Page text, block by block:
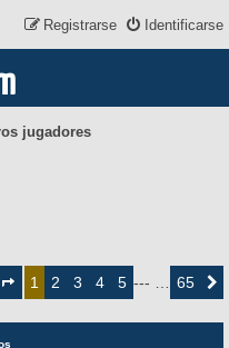
Identificarse
Registrarse
jugadores
de
1 2 3 4 5 --- … 65